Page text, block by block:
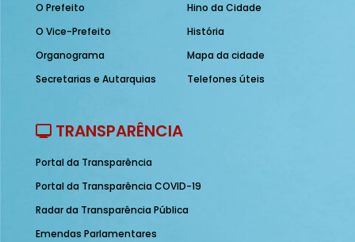
O Prefeito
O Vice-Prefeito
Organograma
Secretarias e Autarquias
Hino da Cidade
História
Mapa da cidade
Telefones úteis
TRANSPARÊNCIA
Portal da Transparência
Portal da Transparência COVID-19
Radar da Transparência Pública
Emendas Parlamentares